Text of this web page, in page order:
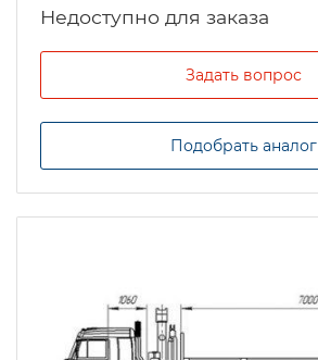
Задать вопрос
Подобрать аналог